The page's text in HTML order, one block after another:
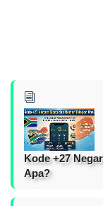
Kode +27
Apa?